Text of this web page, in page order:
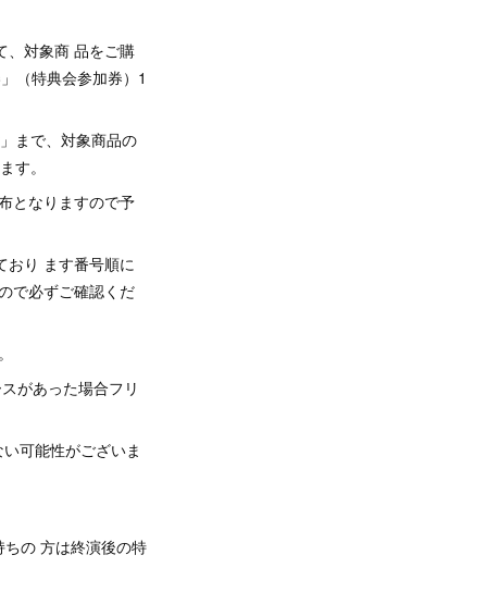
、対象商 品をご購
（特典会参加券）1
まで、対象商品の
す。
となりますので予
おり ます番号順に
で必ずご確認くだ
があった場合フリ
可能性がございま
の 方は終演後の特